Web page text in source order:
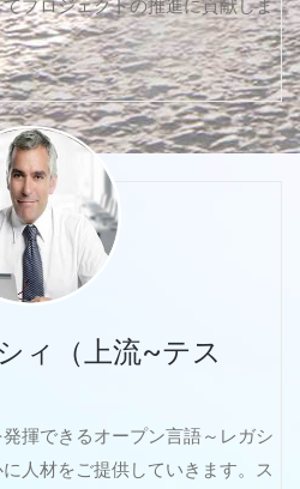
プロジェクトの推進に貢献しま
ィ（上流~テス
揮できるオープン言語～レガシ
人材をご提供していきます。ス